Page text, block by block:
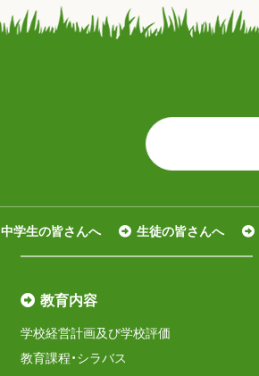
中学生の皆さんへ 生徒の皆さんへ
教育内容
学校経営計画及び学校評価
教育課程・シラバス